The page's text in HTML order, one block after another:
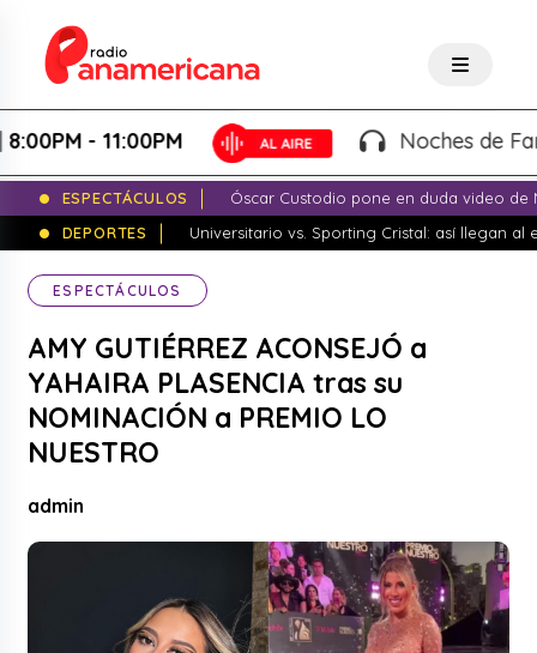
- 11:00PM Noches de
ESPECTÁCULOS
Óscar Custodio pone en duda video de
DEPORTES
Universitario vs. Sporting Cristal: así llegan al
ESPECTÁCULOS
AMY GUTIÉRREZ ACONSEJÓ a
YAHAIRA PLASENCIA tras su
NOMINACIÓN a PREMIO LO
NUESTRO
admin